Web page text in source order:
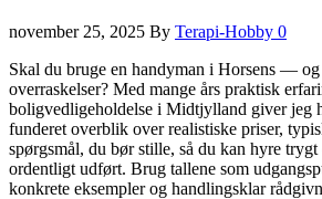
november 25, 2025 By Terapi-Hobby 0
Skal du bruge en handyman i Horsens —
overraskelser? Med mange års praktisk
boligvedligeholdelse i Midtjylland giver jeg
funderet overblik over realistiske priser,
spørgsmål, du bør stille, så du kan hyre trygt
ordentligt udført. Brug tallene som
konkrete eksempler og handlingsklar